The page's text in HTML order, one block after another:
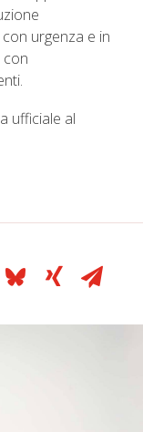
urgenza e in
con
ufficiale al